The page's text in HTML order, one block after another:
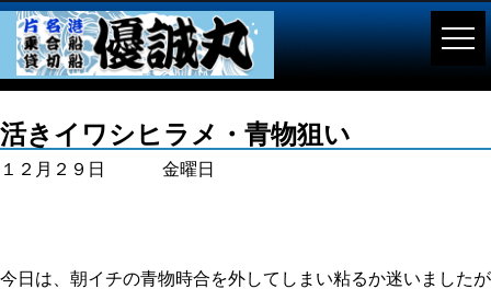
活きイワシヒラメ・青物狙い
１２月２９日 金曜日
今日は、朝イチの青物時合を外してしまい粘るか迷いましたが